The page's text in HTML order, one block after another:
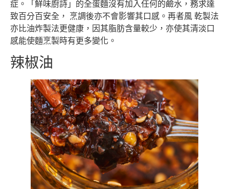
症。「鮮味廚詩」的全蛋麵沒有加入任何的鹼水，務求達
致百分百安全， 烹調後亦不會影響其口感。再者風 乾製法
亦比油炸製法更健康，因其脂肪含量較少，亦使其清淡口
感能使麵烹製時有更多變化。
辣椒油